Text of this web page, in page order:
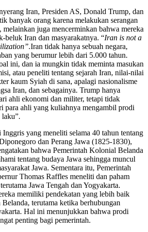
Iran, Presiden AS, Donald Trump, dan
banyak orang karena melakukan serangan
melainkan juga mencerminkan bahwa mereka
beluk Iran dan masyarakatnya. “Iran is not a
Iran tidak hanya sebuah negara,
yang berumur lebih dari 5.000 tahun.
ini, dan ia mungkin tidak meminta masukan
atau peneliti tentang sejarah Iran, nilai-nilai
kaum Syiah di sana, apalagi nasionalisme
Iran, dan sebagainya. Trump hanya
ahli ekonomi dan militer, tetapi tidak
para ahli yang kuliahnya mengambil prodi
yang meneliti selama 40 tahun tentang
dan Perang Jawa (1825-1830),
bahwa Pemerintah Kolonial Belanda
tentang budaya Jawa sehingga muncul
Jawa. Sementara itu, Pemerintah
Thomas Raffles meneliti dan paham
Jawa Tengah dan Yogyakarta.
memiliki pendekatan yang lebih baik
terutama ketika berhubungan
Hal ini menunjukkan bahwa prodi
penting bagi pemerintah.